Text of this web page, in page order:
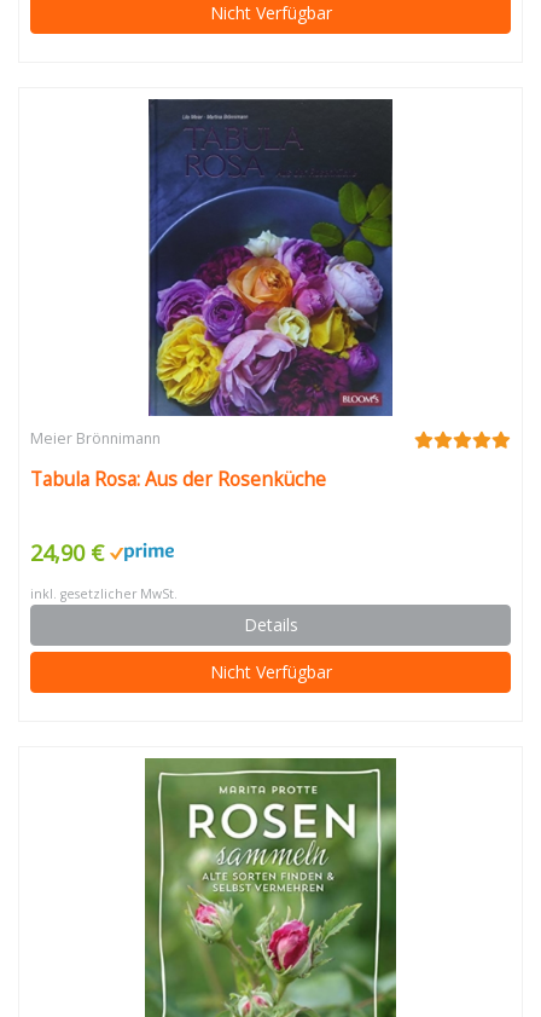
Nicht Verfügbar
Meier Brönnimann
Tabula Rosa: Aus der Rosenküche
24,90 €
inkl. gesetzlicher MwSt.
Details
Nicht Verfügbar